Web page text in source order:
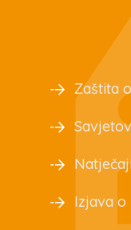
Zaštita
Izjava o